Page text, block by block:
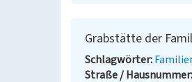
Grabstätte der
Schlagwörter
Straße / Hausnummer